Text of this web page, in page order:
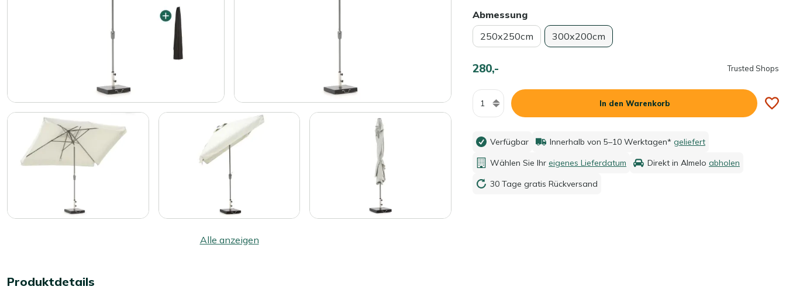
Alle anzeigen
Abmessung
250x250cm
300x200cm
280,- Trusted Shops
Menge
In den Warenkorb
Verfügbar Innerhalb von 5–10 Werktagen* geliefert
Wählen Sie Ihr eigenes Lieferdatum Direkt in Almelo abholen
30 Tage gratis Rückversand
Produktdetails